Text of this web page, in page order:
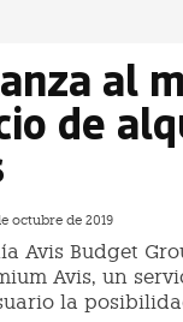
al
de
octubre de 2019
Avis Budget
Avis, un
la